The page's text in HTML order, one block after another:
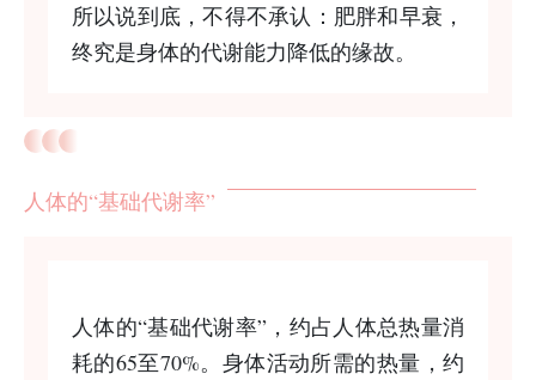
所以说到底，不得不承认：肥胖和早衰，
终究是身体的代谢能力降低的缘故。
人体的“基础代谢率”
人体的“基础代谢率”，约占人体总热量消
耗的65至70%。身体活动所需的热量，约